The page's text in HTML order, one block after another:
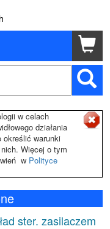
w celach
działania
określić warunki
Więcej o tym
w Polityce
ster. zasilaczem